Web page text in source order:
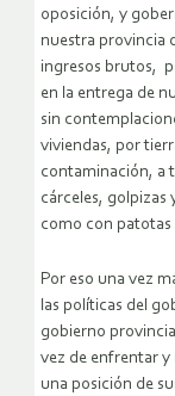
oposición, y
nuestra provincia
ingresos brutos,
en la entrega de
sin
viviendas, por
contaminación, a
cárceles, golpizas
como con patotas
Por eso una vez
las políticas del
gobierno
vez de enfrentar y
una posición de